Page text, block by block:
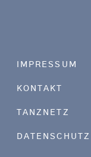
Footer menu
IMPRESSUM
KONTAKT
TANZNETZ
DATENSCHUTZ